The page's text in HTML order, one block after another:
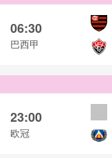
06:30
巴西甲
23:00
欧冠